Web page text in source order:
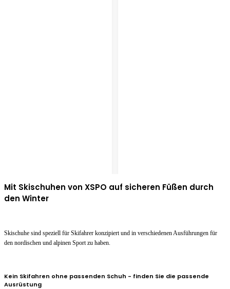
Mit Skischuhen von XSPO auf sicheren Füßen durch
den Winter
Skischuhe sind speziell für Skifahrer konzipiert und in verschiedenen Ausführungen für
den nordischen und alpinen Sport zu haben.
Kein Skifahren ohne passenden Schuh - finden Sie die passende
Ausrüstung